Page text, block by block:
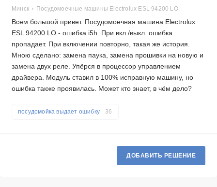
Минск Посудомоечные машины Electrolux ESL 94200 LO
Всем большой привет. Посудомоечная машина Electrolux
ESL 94200 LO - ошибка i5h. При вкл./выкл. ошибка
пропадает. При включении повторно, такая же история.
Мною сделано: замена паука, замена прошивки на новую и
замена двух реле. Упёрся в процессор управлением
драйвера. Модуль ставил в 100% исправную машину, но
ошибка также проявилась. Может кто знает, в чём дело?
посудомойка выдает ошибку 36
ДОБАВИТЬ РЕШЕНИЕ